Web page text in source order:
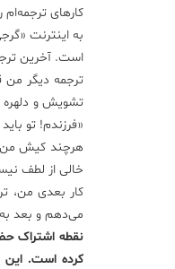
کارهای
به اینترنت
است. آخرین
ترجمه‌ دیگر من
تشویش و دلهره
«فرزندم! تو
هرچند کیش من
خالی از لطف
کار بعدی من،
می‌دهم و بعد به
نقطه اشتراک
کرده است. این